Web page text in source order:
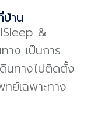
าน
&
าง เป็นการ
นทางไปติดตั้ง
ย์เฉพาะทาง